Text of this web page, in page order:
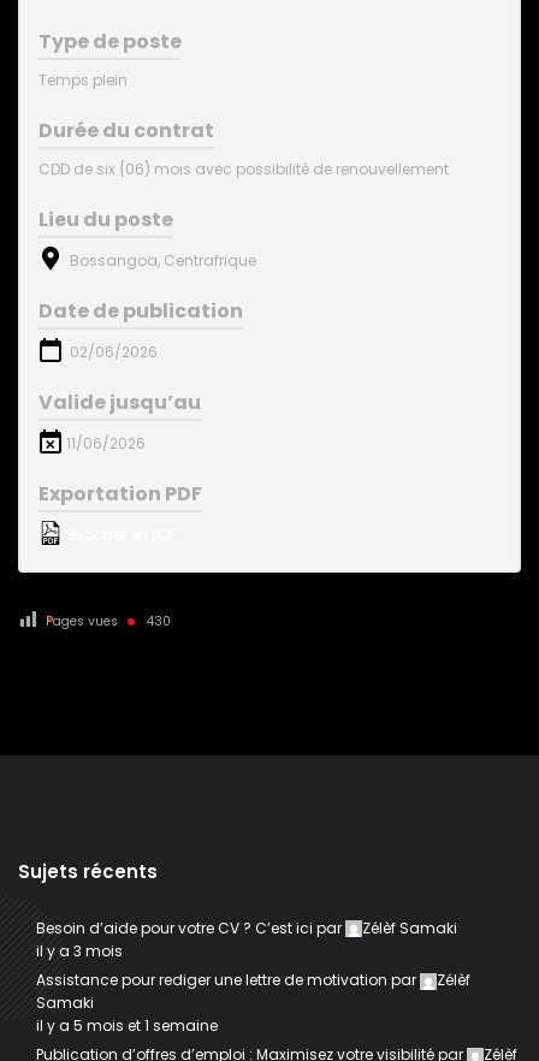
Type de poste
Temps plein
Durée du contrat
CDD de six {06) mois avec possibilité de renouvellement
Lieu du poste
Bossangoa, Centrafrique
Date de publication
02/06/2026
Valide jusqu’au
11/06/2026
Exportation PDF
Pages vues 430
Sujets récents
Besoin d’aide pour votre CV ? C’est ici par
Zélèf Samaki
il y a 3 mois
Assistance pour rediger une lettre de motivation par
Zélèf
Samaki
il y a 5 mois et 1 semaine
Publication d’offres d’emploi : Maximisez votre visibilitépar Zélèf